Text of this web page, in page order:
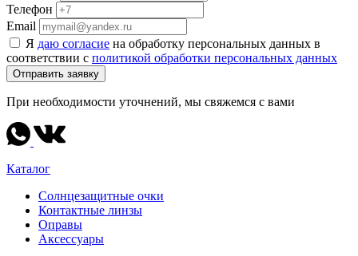
Телефон
Email
Я даю согласие на обработку персональных данных в
соответствии с политикой обработки персональных данных
Отправить заявку
При необходимости уточнений, мы свяжемся с вами
Каталог
Солнцезащитные очки
Контактные линзы
Оправы
Аксессуары